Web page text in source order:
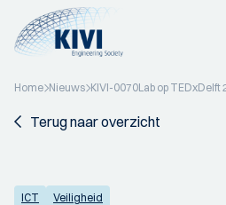
Home Nieuws KIVI-0070Lab op TEDxDelft
Terug naar overzicht
ICT Veiligheid